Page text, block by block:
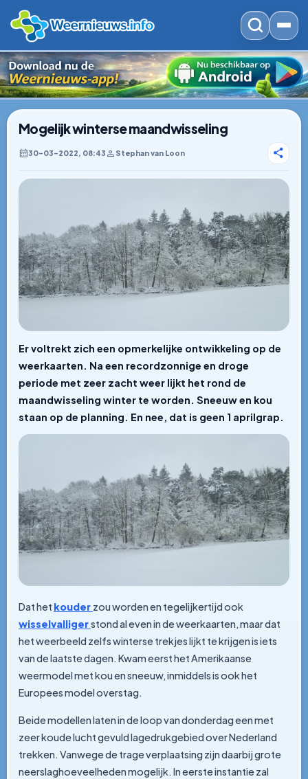
Mogelijk winterse maandwisseling
30–03–2022, 08:43 Stephan van Loon
Er voltrekt zich een opmerkelijke ontwikkeling op de
weerkaarten. Na een recordzonnige en droge
periode met zeer zacht weer lijkt het rond de
maandwisseling winter te worden. Sneeuw en kou
staan op de planning. En nee, dat is geen 1 aprilgrap.
Dat het kouder zou worden en tegelijkertijd ook
wisselvalligerstond al even in de weerkaarten, maar dat
het weerbeeld zelfs winterse trekjes lijkt te krijgen is iets
van de laatste dagen. Kwam eerst het Amerikaanse
weermodel met kou en sneeuw, inmiddels is ook het
Europees model overstag.
Beide modellen laten in de loop van donderdag een met
zeer koude lucht gevuld lagedrukgebied over Nederland
trekken. Vanwege de trage verplaatsing zijn daarbij grote
neerslaghoeveelheden mogelijk. In eerste instantie zal